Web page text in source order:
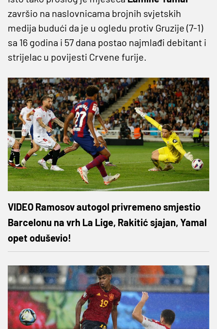
završio na naslovnicama brojnih svjetskih
medija budući da je u ogledu protiv Gruzije (7-1)
sa 16 godina i 57 dana postao najmlađi debitant i
strijelac u povijesti Crvene furije.
VIDEO Ramosov autogol privremeno smjestio
Barcelonu na vrh La Lige, Rakitić sjajan, Yamal
opet oduševio!